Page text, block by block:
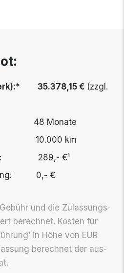
35.378,15 € (zzgl.
48 Monate
10.000 km
à: 289,- €¹
0,- €
und die Zu­lassungs­­­
be­rechnet. Kosten für
in Höhe von EUR
be­rechnet der aus­­­